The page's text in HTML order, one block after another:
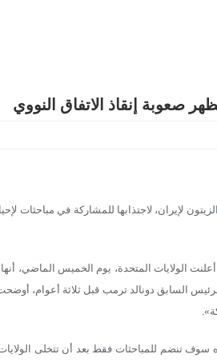
صعوبة إنقاذ الاتفاق النووي
لإيران، لاجتذابها للمشاركة في مباحثات
الولايات المتحدة، يوم الخميس الماضي،
السابق دونالد ترمب قبل ثلاثة أعوام،
سوف تنضم للمباحثات فقط بعد أن تتخلى